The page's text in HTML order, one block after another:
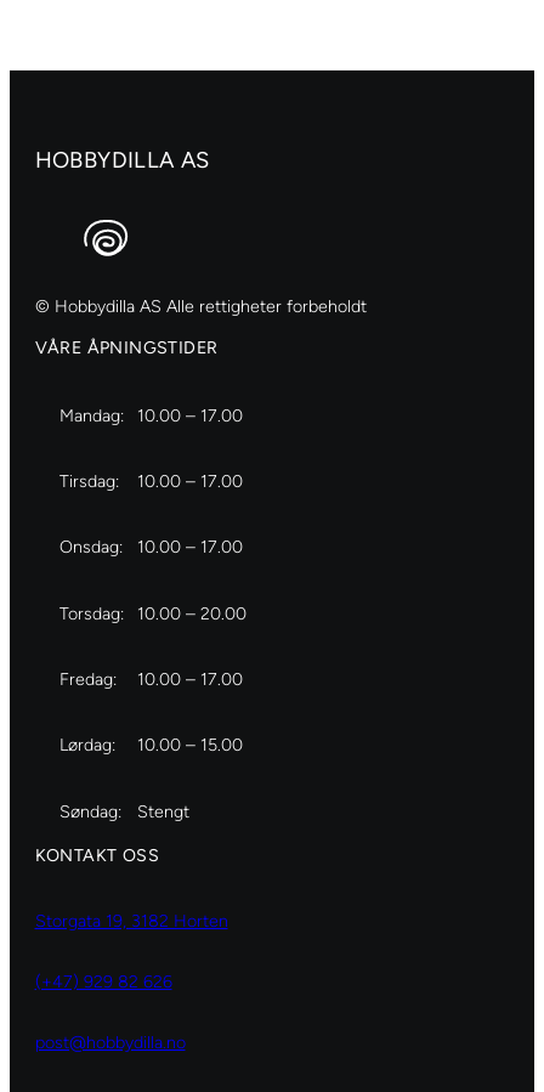
antall
HOBBYDILLA AS
© Hobbydilla AS Alle rettigheter forbeholdt
VÅRE ÅPNINGSTIDER
Mandag: 10.00 – 17.00
Tirsdag: 10.00 – 17.00
Onsdag: 10.00 – 17.00
Torsdag: 10.00 – 20.00
Fredag: 10.00 – 17.00
Lørdag: 10.00 – 15.00
Søndag: Stengt
KONTAKT OSS
Storgata 19, 3182 Horten
(+47) 929 82 626
post@hobbydilla.no